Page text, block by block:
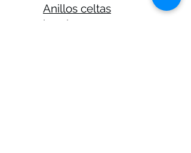
Anillos celtas
hombre